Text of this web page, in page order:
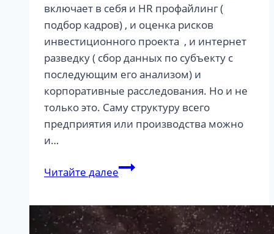
включает в себя и HR профайлинг (
подбор кадров) , и оценка рисков
инвестиционного проекта , и интернет
разведку ( сбор данных по субъекту с
последующим его анализом) и
корпоративные расследования. Но и не
только это. Саму структуру всего
предприятия или производства можно
и…
Читайте далееБизнес